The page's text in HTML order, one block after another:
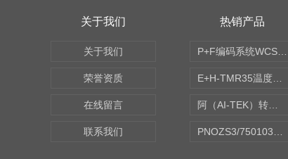
关于我们
关于我们
荣誉资质
在线留言
联系我们
热销产品